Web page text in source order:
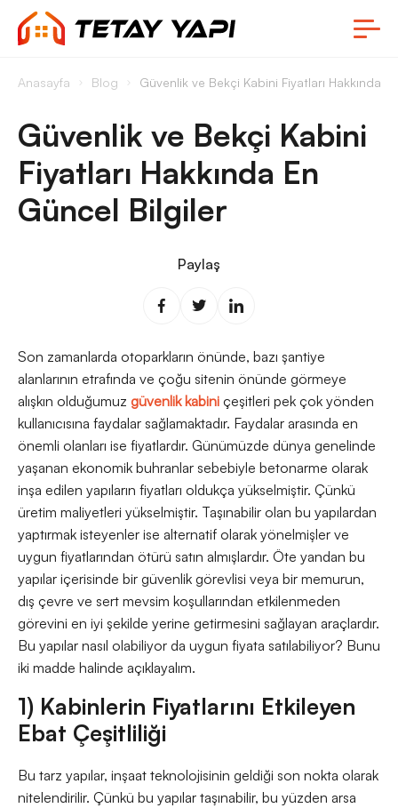
Anasayfa Blog Güvenlik ve Bekçi Kabini Fiyatları Hakkında
Güvenlik ve Bekçi Kabini
Fiyatları Hakkında En
Güncel Bilgiler
Paylaş
Son zamanlarda otoparkların önünde, bazı şantiye
alanlarının etrafında ve çoğu sitenin önünde görmeye
alışkın olduğumuz güvenlik kabini çeşitleri pek çok yönden
kullanıcısına faydalar sağlamaktadır. Faydalar arasında en
önemli olanları ise fiyatlardır. Günümüzde dünya genelinde
yaşanan ekonomik buhranlar sebebiyle betonarme olarak
inşa edilen yapıların fiyatları oldukça yükselmiştir. Çünkü
üretim maliyetleri yükselmiştir. Taşınabilir olan bu yapılardan
yaptırmak isteyenler ise alternatif olarak yönelmişler ve
uygun fiyatlarından ötürü satın almışlardır. Öte yandan bu
yapılar içerisinde bir güvenlik görevlisi veya bir memurun,
dış çevre ve sert mevsim koşullarından etkilenmeden
görevini en iyi şekilde yerine getirmesini sağlayan araçlardır.
Bu yapılar nasıl olabiliyor da uygun fiyata satılabiliyor? Bunu
iki madde halinde açıklayalım.
1) Kabinlerin Fiyatlarını Etkileyen
Ebat Çeşitliliği
Bu tarz yapılar, inşaat teknolojisinin geldiği son nokta olarak
nitelendirilir. Çünkü bu yapılar taşınabilir, bu yüzden arsa